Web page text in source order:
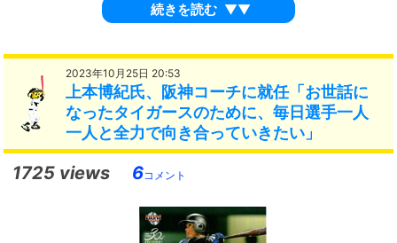
続きを読む ▼▼
2023年10月25日 20:53
上本博紀氏、阪神コーチに就任「お世話に
なったタイガースのために、毎日選手一人
一人と全力で向き合っていきたい」
1725 views 6コメント